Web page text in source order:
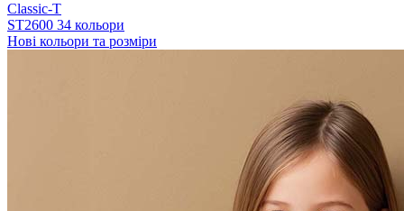
Classic-T
ST2600 34 кольори
Нові кольори та розміри